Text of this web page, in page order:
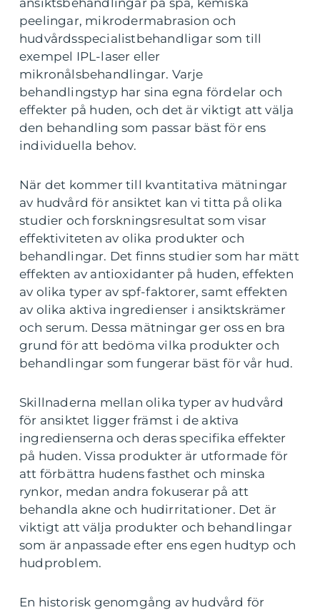
ansiktsbehandlingar på spa, kemiska
peelingar, mikrodermabrasion och
hudvårdsspecialistbehandligar som till
exempel IPL-laser eller
mikronålsbehandlingar. Varje
behandlingstyp har sina egna fördelar och
effekter på huden, och det är viktigt att välja
den behandling som passar bäst för ens
individuella behov.
När det kommer till kvantitativa mätningar
av hudvård för ansiktet kan vi titta på olika
studier och forskningsresultat som visar
effektiviteten av olika produkter och
behandlingar. Det finns studier som har mätt
effekten av antioxidanter på huden, effekten
av olika typer av spf-faktorer, samt effekten
av olika aktiva ingredienser i ansiktskrämer
och serum. Dessa mätningar ger oss en bra
grund för att bedöma vilka produkter och
behandlingar som fungerar bäst för vår hud.
Skillnaderna mellan olika typer av hudvård
för ansiktet ligger främst i de aktiva
ingredienserna och deras specifika effekter
på huden. Vissa produkter är utformade för
att förbättra hudens fasthet och minska
rynkor, medan andra fokuserar på att
behandla akne och hudirritationer. Det är
viktigt att välja produkter och behandlingar
som är anpassade efter ens egen hudtyp och
hudproblem.
En historisk genomgång av hudvård för